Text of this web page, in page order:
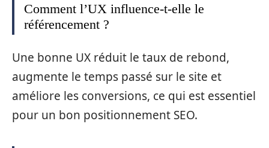
Comment l’UX influence-t-elle le
référencement ?
Une bonne UX réduit le taux de rebond,
augmente le temps passé sur le site et
améliore les conversions, ce qui est essentiel
pour un bon positionnement SEO.